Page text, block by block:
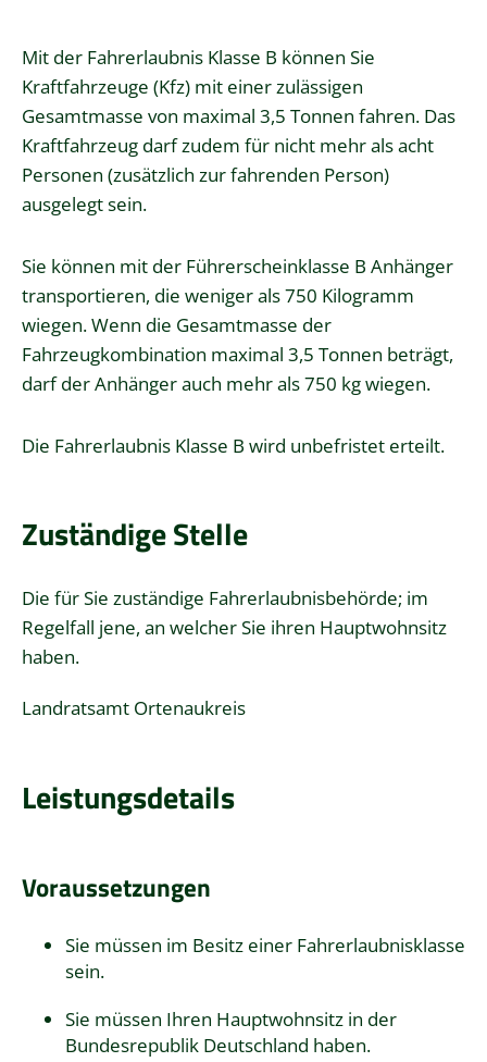
Mit der Fahrerlaubnis Klasse B können Sie
Kraftfahrzeuge (Kfz) mit einer zulässigen
Gesamtmasse von maximal 3,5 Tonnen fahren. Das
Kraftfahrzeug darf zudem für nicht mehr als acht
Personen (zusätzlich zur fahrenden Person)
ausgelegt sein.
Sie können mit der Führerscheinklasse B Anhänger
transportieren, die weniger als 750 Kilogramm
wiegen. Wenn die Gesamtmasse der
Fahrzeugkombination maximal 3,5 Tonnen beträgt,
darf der Anhänger auch mehr als 750 kg wiegen.
Die Fahrerlaubnis Klasse B wird unbefristet erteilt.
Zuständige Stelle
Die für Sie zuständige Fahrerlaubnisbehörde; im
Regelfall jene, an welcher Sie ihren Hauptwohnsitz
haben.
Landratsamt Ortenaukreis
Leistungsdetails
Voraussetzungen
Sie müssen im Besitz einer Fahrerlaubnisklasse
sein.
Sie müssen Ihren Hauptwohnsitz in der
Bundesrepublik Deutschland haben.